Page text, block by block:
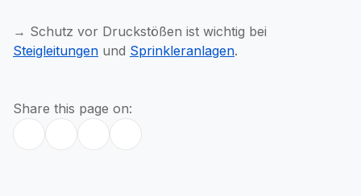
→ Schutz vor Druckstößen ist wichtig bei
Steigleitungen und Sprinkleranlagen.
Share this page on: